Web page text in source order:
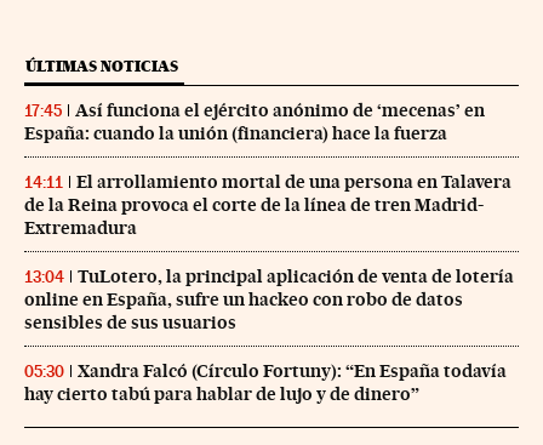
ÚLTIMAS NOTICIAS
17:45
Así funciona el ejército anónimo de ‘mecenas’ en
España: cuando la unión (financiera) hace la fuerza
14:11
El arrollamiento mortal de una persona en Talavera
de la Reina provoca el corte de la línea de tren Madrid-
Extremadura
13:04
TuLotero, la principal aplicación de venta de lotería
online en España, sufre un hackeo con robo de datos
sensibles de sus usuarios
05:30
Xandra Falcó (Círculo Fortuny): “En España todavía
hay cierto tabú para hablar de lujo y de dinero”